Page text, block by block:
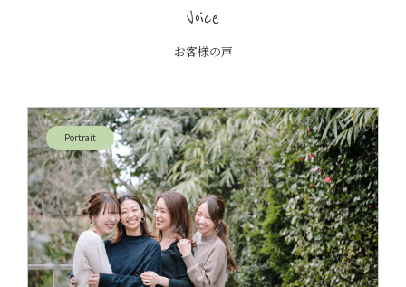
Voice
お客様の声
Portrait